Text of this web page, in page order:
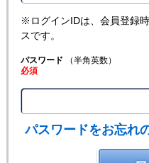
※ログインIDは、会員登録
スです。
パスワード （半角英数）
必須
パスワードをお忘れ